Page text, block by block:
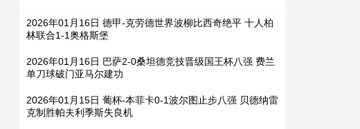
2026年01月16日 德甲-克劳德世界波柳比西奇绝平 十人柏
林联合1-1奥格斯堡
2026年01月16日 巴萨2-0桑坦德竞技晋级国王杯八强 费兰
单刀球破门亚马尔建功
2026年01月15日 葡杯-本菲卡0-1波尔图止步八强 贝德纳雷
克制胜帕夫利季斯失良机